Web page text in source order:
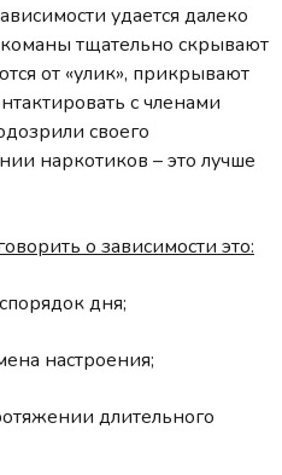
удается далеко
тщательно скрывают
от «улик», прикрывают
с членами
своего
наркотиков – это лучше
о зависимости это:
дня;
настроения;
длительного